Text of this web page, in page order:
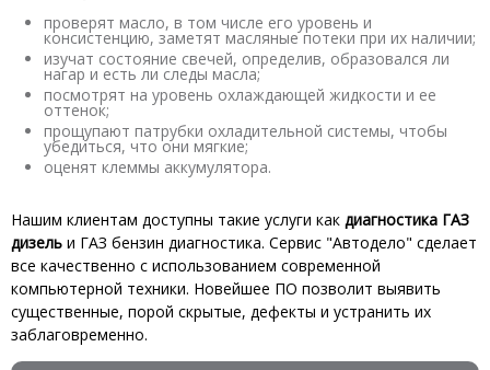
проверят масло, в том числе его уровень и
консистенцию, заметят масляные потеки при их наличии;
изучат состояние свечей, определив, образовался ли
нагар и есть ли следы масла;
посмотрят на уровень охлаждающей жидкости и ее
оттенок;
прощупают патрубки охладительной системы, чтобы
убедиться, что они мягкие;
оценят клеммы аккумулятора.
Нашим клиентам доступны такие услуги как диагностика ГАЗ
дизель и ГАЗ бензин диагностика. Сервис "Автодело" сделает
все качественно с использованием современной
компьютерной техники. Новейшее ПО позволит выявить
существенные, порой скрытые, дефекты и устранить их
заблаговременно.